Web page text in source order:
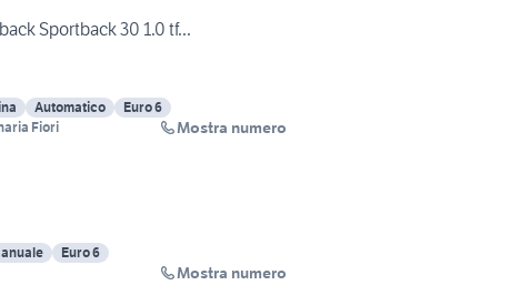
Sportback 30 1.0 tf...
Automatico
Euro 6
Fiori Mostra numero
Euro 6
Mostra numero